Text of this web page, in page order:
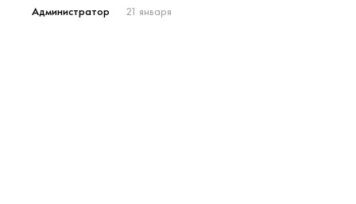
Здоровье
Администратор 21 января